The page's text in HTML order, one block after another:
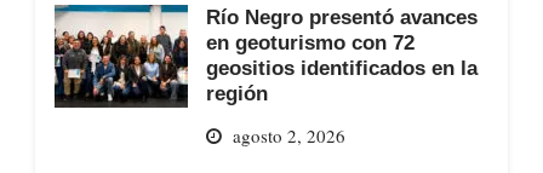
Río Negro presentó avances
en geoturismo con 72
geositios identificados en la
región
agosto 2, 2026